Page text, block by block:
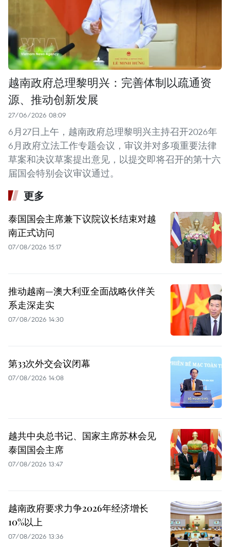
越南政府总理黎明兴：完善体制以疏通资
源、推动创新发展
27/06/2026 08:09
6月27日上午，越南政府总理黎明兴主持召开2026年
6月政府立法工作专题会议，审议并对多项重要法律
草案和决议草案提出意见，以提交即将召开的第十六
届国会特别会议审议通过。
更多
泰国国会主席兼下议院议长结束对越
南正式访问
07/08/2026 15:17
推动越南—澳大利亚全面战略伙伴关
系走深走实
07/08/2026 14:30
第33次外交会议闭幕
07/08/2026 14:08
越共中央总书记、国家主席苏林会见
泰国国会主席
07/08/2026 13:47
越南政府要求力争2026年经济增长
10%以上
07/08/2026 13:36